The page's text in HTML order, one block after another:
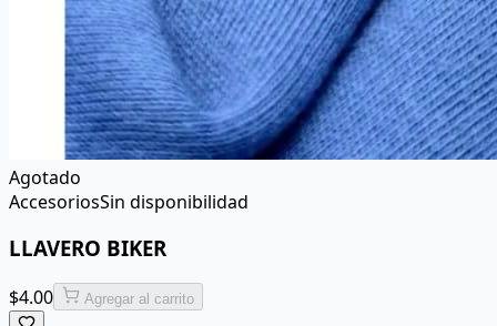
Agotado
AccesoriosSin disponibilidad
LLAVERO BIKER
$4.00 Agregar al carrito